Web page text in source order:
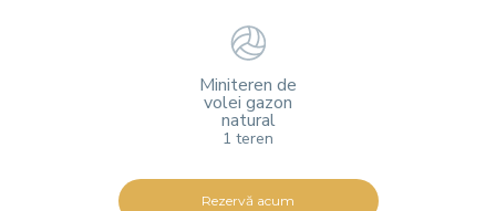
Miniteren de
volei gazon
natural
1 teren
Rezervă acum